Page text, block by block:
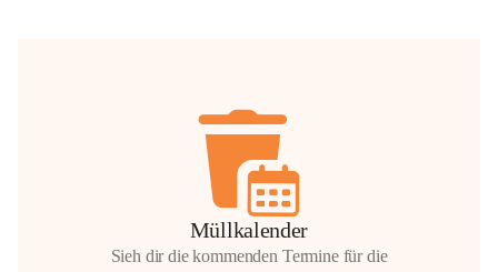
Müllkalender
Sieh dir die kommenden Termine für die